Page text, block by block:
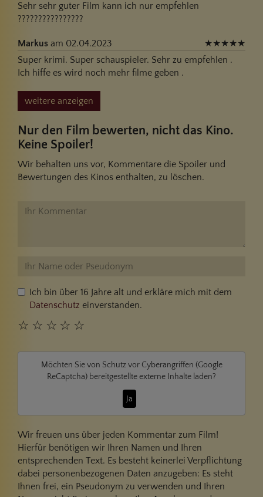
Sehr sehr guter Film kann ich nur empfehlen
????????????????
Markus am 02.04.2023 ★★★★★
Super krimi. Super schauspieler. Sehr zu empfehlen .
Ich hiffe es wird noch mehr filme geben .
weitere anzeigen
Nur den Film bewerten, nicht das Kino.
Keine Spoiler!
Wir behalten uns vor, Kommentare die Spoiler und
Bewertungen des Kinos enthalten, zu löschen.
Ich bin über 16 Jahre alt und erkläre mich mit dem
Datenschutz einverstanden.
☆
☆
☆
☆
☆
Möchten Sie von Schutz vor Cyberangriffen (Google
ReCaptcha) bereitgestellte externe Inhalte laden?
Ja
Wir freuen uns über jeden Kommentar zum Film!
Hierfür benötigen wir Ihren Namen und Ihren
entsprechenden Text. Es besteht keinerlei Verpflichtung
dabei personenbezogenen Daten anzugeben: Es steht
Ihnen frei, ein Pseudonym zu verwenden und Ihren